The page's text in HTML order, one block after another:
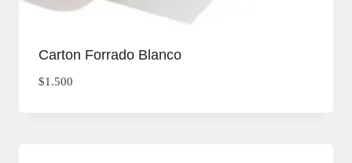
Carton Forrado Blanco
$1.500